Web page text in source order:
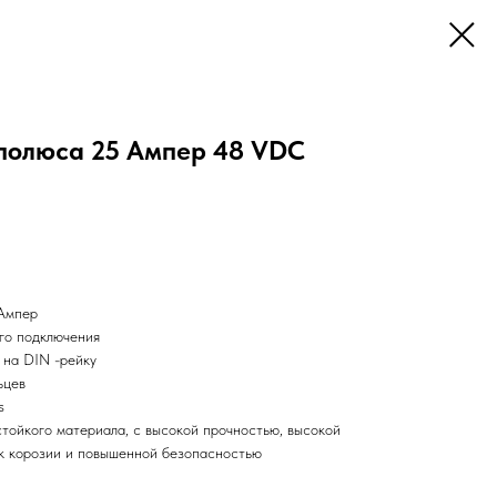
25 Aмпер 48 VDC
подключения
на DIN -рейку
материала, с высокой прочностью, высокой
корозии и повышенной безопасностью